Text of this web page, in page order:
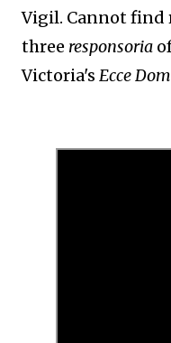
Vigil. Cannot find
three responsoria
Victoria's Ecce